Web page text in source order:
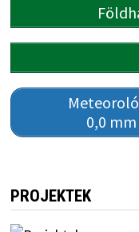
0,0
PROJEKTEK